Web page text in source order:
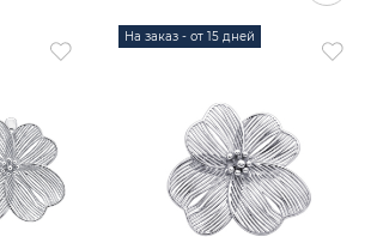
На заказ - от 15 дней